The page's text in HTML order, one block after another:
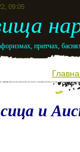
09:05
притчах,
и